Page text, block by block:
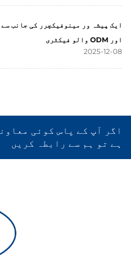
اور ODM والو فیکٹری
2025-12-08
اگر آپ کے پاس کوئی
ہے تو ہم سے رابطہ کریں